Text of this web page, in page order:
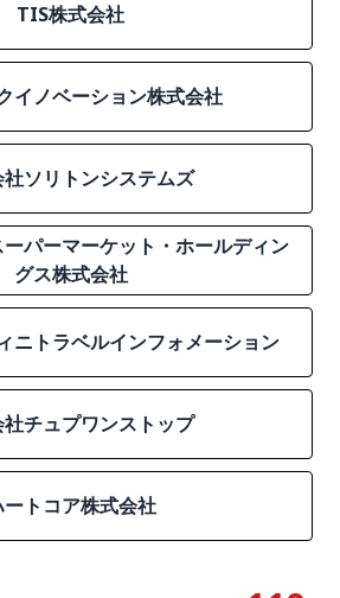
TIS株式会社
イノベーション株式会社
ソリトンシステムズ
パーマーケット・ホールディン
グス株式会社
ニトラベルインフォメーション
チュプワンストップ
トコア株式会社